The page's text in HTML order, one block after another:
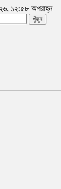
১২:৫৮ অপরাহ্ন
খুঁজুন